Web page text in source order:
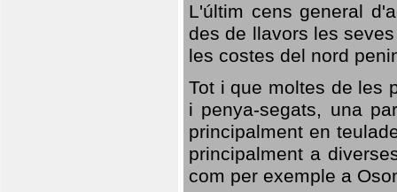
L'últim cens general
des de llavors les
les costes del nord
Tot i que moltes de les
i penya-segats, una
principalment en
principalment a
com per exemple a